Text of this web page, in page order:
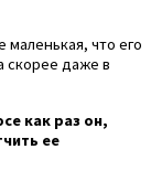
маленькая, что его
скорее даже в
как раз он,
ее